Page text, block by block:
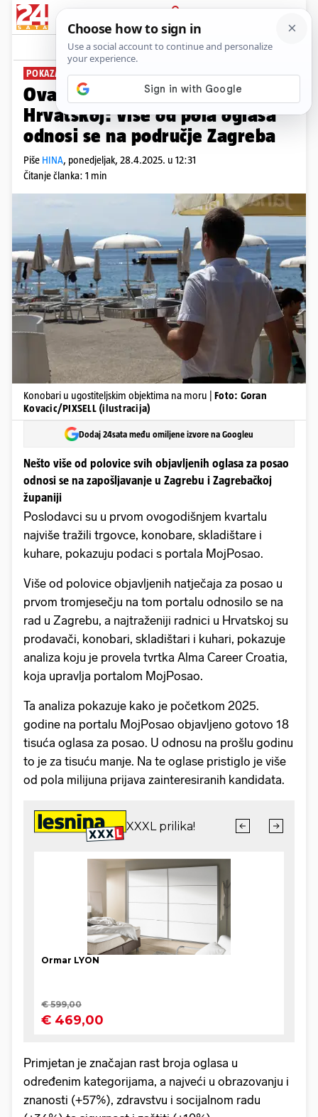
PRIJAVA
News Komentari
POKAZALA ANALIZA
Ova su zanimanja najtraženija u
Hrvatskoj: Više od pola oglasa
odnosi se na područje Zagreba
Piše HINA, ponedjeljak, 28.4.2025. u 12:31
Čitanje članka: 1 min
Konobari u ugostiteljskim objektima na moru | Foto: Goran
Kovacic/PIXSELL (ilustracija)
Dodaj 24sata među omiljene izvore na Googleu
Nešto više od polovice svih objavljenih oglasa za posao
odnosi se na zapošljavanje u Zagrebu i Zagrebačkoj
županiji
Poslodavci su u prvom ovogodišnjem kvartalu
najviše tražili trgovce, konobare, skladištare i
kuhare, pokazuju podaci s portala MojPosao.
Više od polovice objavljenih natječaja za posao u
prvom tromjesečju na tom portalu odnosilo se na
rad u Zagrebu, a najtraženiji radnici u Hrvatskoj su
prodavači, konobari, skladištari i kuhari, pokazuje
analiza koju je provela tvrtka Alma Career Croatia,
koja upravlja portalom MojPosao.
Ta analiza pokazuje kako je početkom 2025.
godine na portalu MojPosao objavljeno gotovo 18
tisuća oglasa za posao. U odnosu na prošlu godinu
to je za tisuću manje. Na te oglase pristiglo je više
od pola milijuna prijava zainteresiranih kandidata.
Primjetan je značajan rast broja oglasa u
određenim kategorijama, a najveći u obrazovanju i
znanosti (+57%), zdravstvu i socijalnom radu